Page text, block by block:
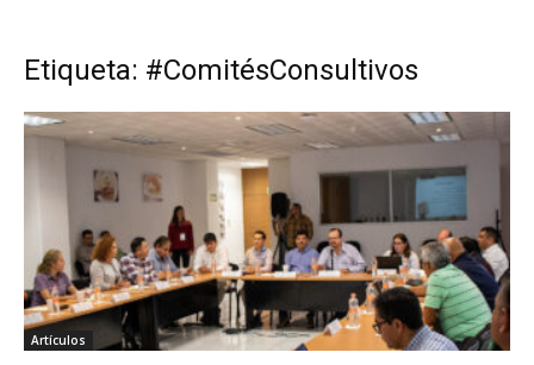
Etiqueta: #ComitésConsultivos
Artículos